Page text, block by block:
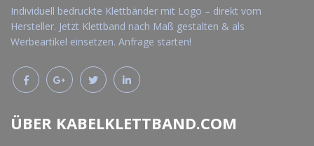
Individuell bedruckte Klettbänder mit Logo – direkt vom
Hersteller. Jetzt Klettband nach Maß gestalten & als
Werbeartikel einsetzen. Anfrage starten!
ÜBER KABELKLETTBAND.COM